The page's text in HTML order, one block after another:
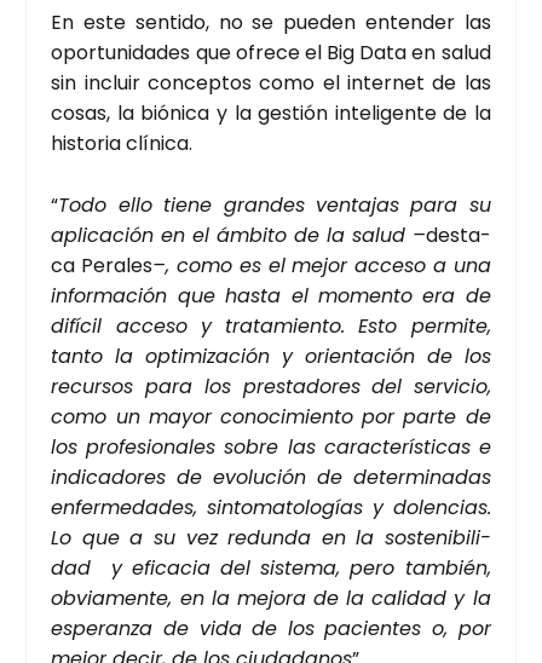
En este sen­ti­do, no se pue­den enten­der las
opor­tu­ni­da­des que ofre­ce el Big Data en salud
sin incluir con­cep­tos como el inter­net de las
cosas, la bió­ni­ca y la ges­tión inte­li­gen­te de la
his­to­ria clí­ni­ca.
“Todo ello tie­ne gran­des ven­ta­jas para su
apli­ca­ción en el ámbi­to de la salud –des­ta­
ca Pera­les–, como es el mejor acce­so a una
infor­ma­ción que has­ta el momen­to era de
difí­cil acce­so y tra­ta­mien­to. Esto per­mi­te,
tan­to la opti­mi­za­ción y orien­ta­ción de los
recur­sos para los pres­ta­do­res del ser­vi­cio,
como un mayor cono­ci­mien­to por par­te de
los pro­fe­sio­na­les sobre las carac­te­rís­ti­cas e
indi­ca­do­res de evo­lu­ción de deter­mi­na­das
enfer­me­da­des, sin­to­ma­to­lo­gías y dolen­cias.
Lo que a su vez redun­da en la sos­te­ni­bi­li­
dad y efi­ca­cia del sis­te­ma, pero tam­bién,
obvia­men­te, en la mejo­ra de la cali­dad y la
espe­ran­za de vida de los pacien­tes o, por